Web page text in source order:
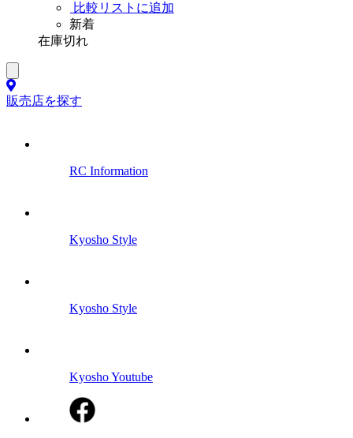
比較リストに追加
新着
在庫切れ
販売店を探す
RC Information
Kyosho Style
Kyosho Style
Kyosho Youtube